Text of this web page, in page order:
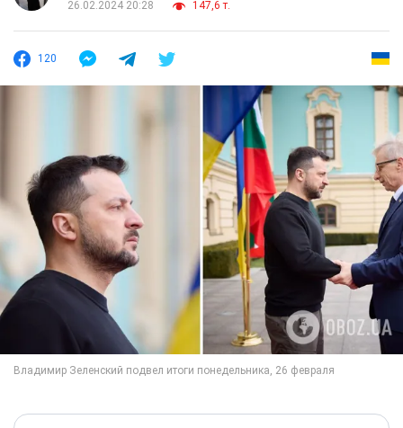
26.02.2024 20:28
147,6 т.
120